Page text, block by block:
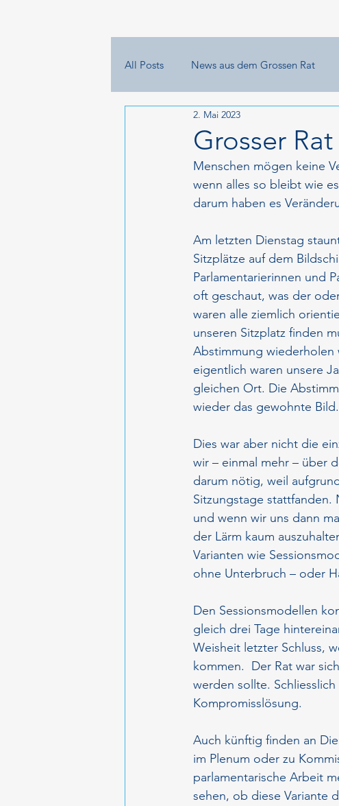
All Posts News aus dem Grossen Rat
Grosser
2. Mai 2023
Menschen mögen keine
wenn alles so bleibt wie
darum haben es
Am letzten Dienstag
Sitzplätze auf dem
Parlamentarierinnen und
oft geschaut, was der
waren alle ziemlich
unseren Sitzplatz finden
Abstimmung
eigentlich waren unsere
gleichen Ort. Die
wieder das gewohnte Bild.
Dies war aber nicht die
wir – einmal mehr – über
darum nötig, weil
Sitzungstage
und wenn wir uns dann
der Lärm kaum
Varianten wie
ohne Unterbruch – oder
Den Sessionsmodellen
gleich drei Tage
Weisheit letzter Schluss,
kommen.  Der Rat war
werden sollte.
Kompromisslösung.
Auch künftig finden an
im Plenum oder zu
parlamentarische Arbeit
sehen, ob diese Variante